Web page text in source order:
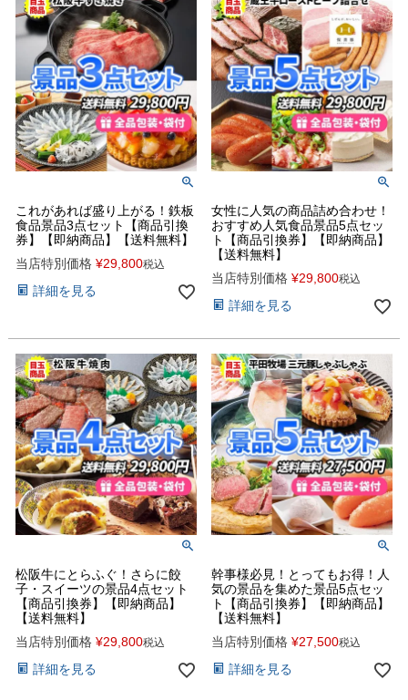
これがあれば盛り上がる！鉄板
食品景品3点セット【商品引換
券】【即納商品】【送料無料】
当店特別価格 ¥29,800税込
詳細を見る
女性に人気の商品詰め合わせ！
おすすめ人気食品景品5点セッ
ト【商品引換券】【即納商品】
【送料無料】
当店特別価格 ¥29,800税込
詳細を見る
松阪牛にとらふぐ！さらに餃
子・スイーツの景品4点セット
【商品引換券】【即納商品】
【送料無料】
当店特別価格 ¥29,800税込
詳細を見る
幹事様必見！とってもお得！人
気の景品を集めた景品5点セッ
ト【商品引換券】【即納商品】
【送料無料】
当店特別価格 ¥27,500税込
詳細を見る